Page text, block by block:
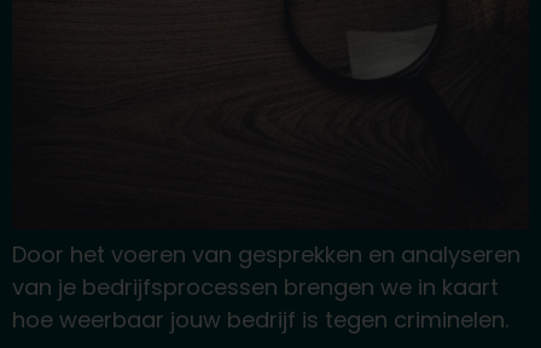
Door het voeren van gesprekken en analyseren
van je bedrijfsprocessen brengen we in kaart
hoe weerbaar jouw bedrijf is tegen criminelen.